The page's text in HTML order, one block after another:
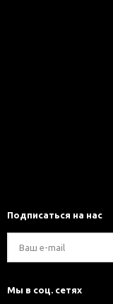
Подписаться на нас
Мы в соц. сетях